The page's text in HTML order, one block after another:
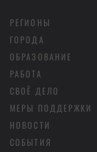
РЕГИОНЫ
ГОРОДА
ОБРАЗОВАНИЕ
РАБОТА
СВОЁ ДЕЛО
МЕРЫ ПОДДЕРЖКИ
НОВОСТИ
СОБЫТИЯ